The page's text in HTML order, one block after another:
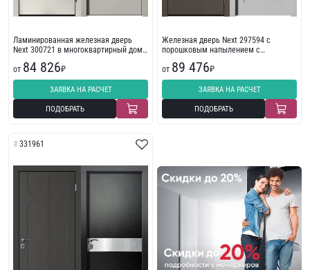
Ламинированная железная дверь
Next 300721 в многоквартирный дом
от 84 826₽
ЗАЯВКА НА РАСЧЕТ
ПОДОБРАТЬ
Железная дверь Next 297594 с
порошковым напылением с
фрезеровкой
от 89 476₽
ЗАЯВКА НА РАСЧЕТ
ПОДОБРАТЬ
331961